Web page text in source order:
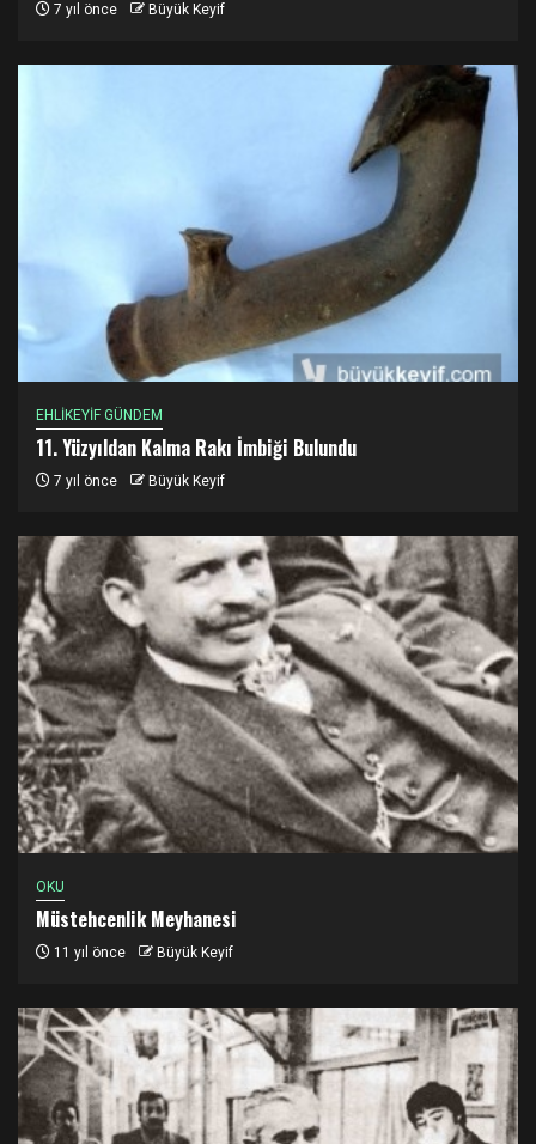
7 yıl önce Büyük Keyif
EHLİKEYİF GÜNDEM
11. Yüzyıldan Kalma Rakı İmbiği Bulundu
7 yıl önce Büyük Keyif
OKU
Müstehcenlik Meyhanesi
11 yıl önce Büyük Keyif